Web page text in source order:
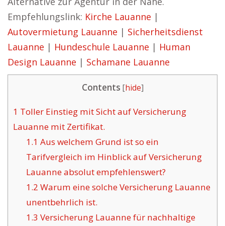
Empfehlungslink: Kirche Lauanne |
Autovermietung Lauanne | Sicherheitsdienst
Lauanne | Hundeschule Lauanne | Human
Design Lauanne | Schamane Lauanne
Contents [hide]
1 Toller Einstieg mit Sicht auf Versicherung
Lauanne mit Zertifikat.
1.1 Aus welchem Grund ist so ein
Tarifvergleich im Hinblick auf Versicherung
Lauanne absolut empfehlenswert?
1.2 Warum eine solche Versicherung Lauanne
unentbehrlich ist.
1.3 Versicherung Lauanne für nachhaltige